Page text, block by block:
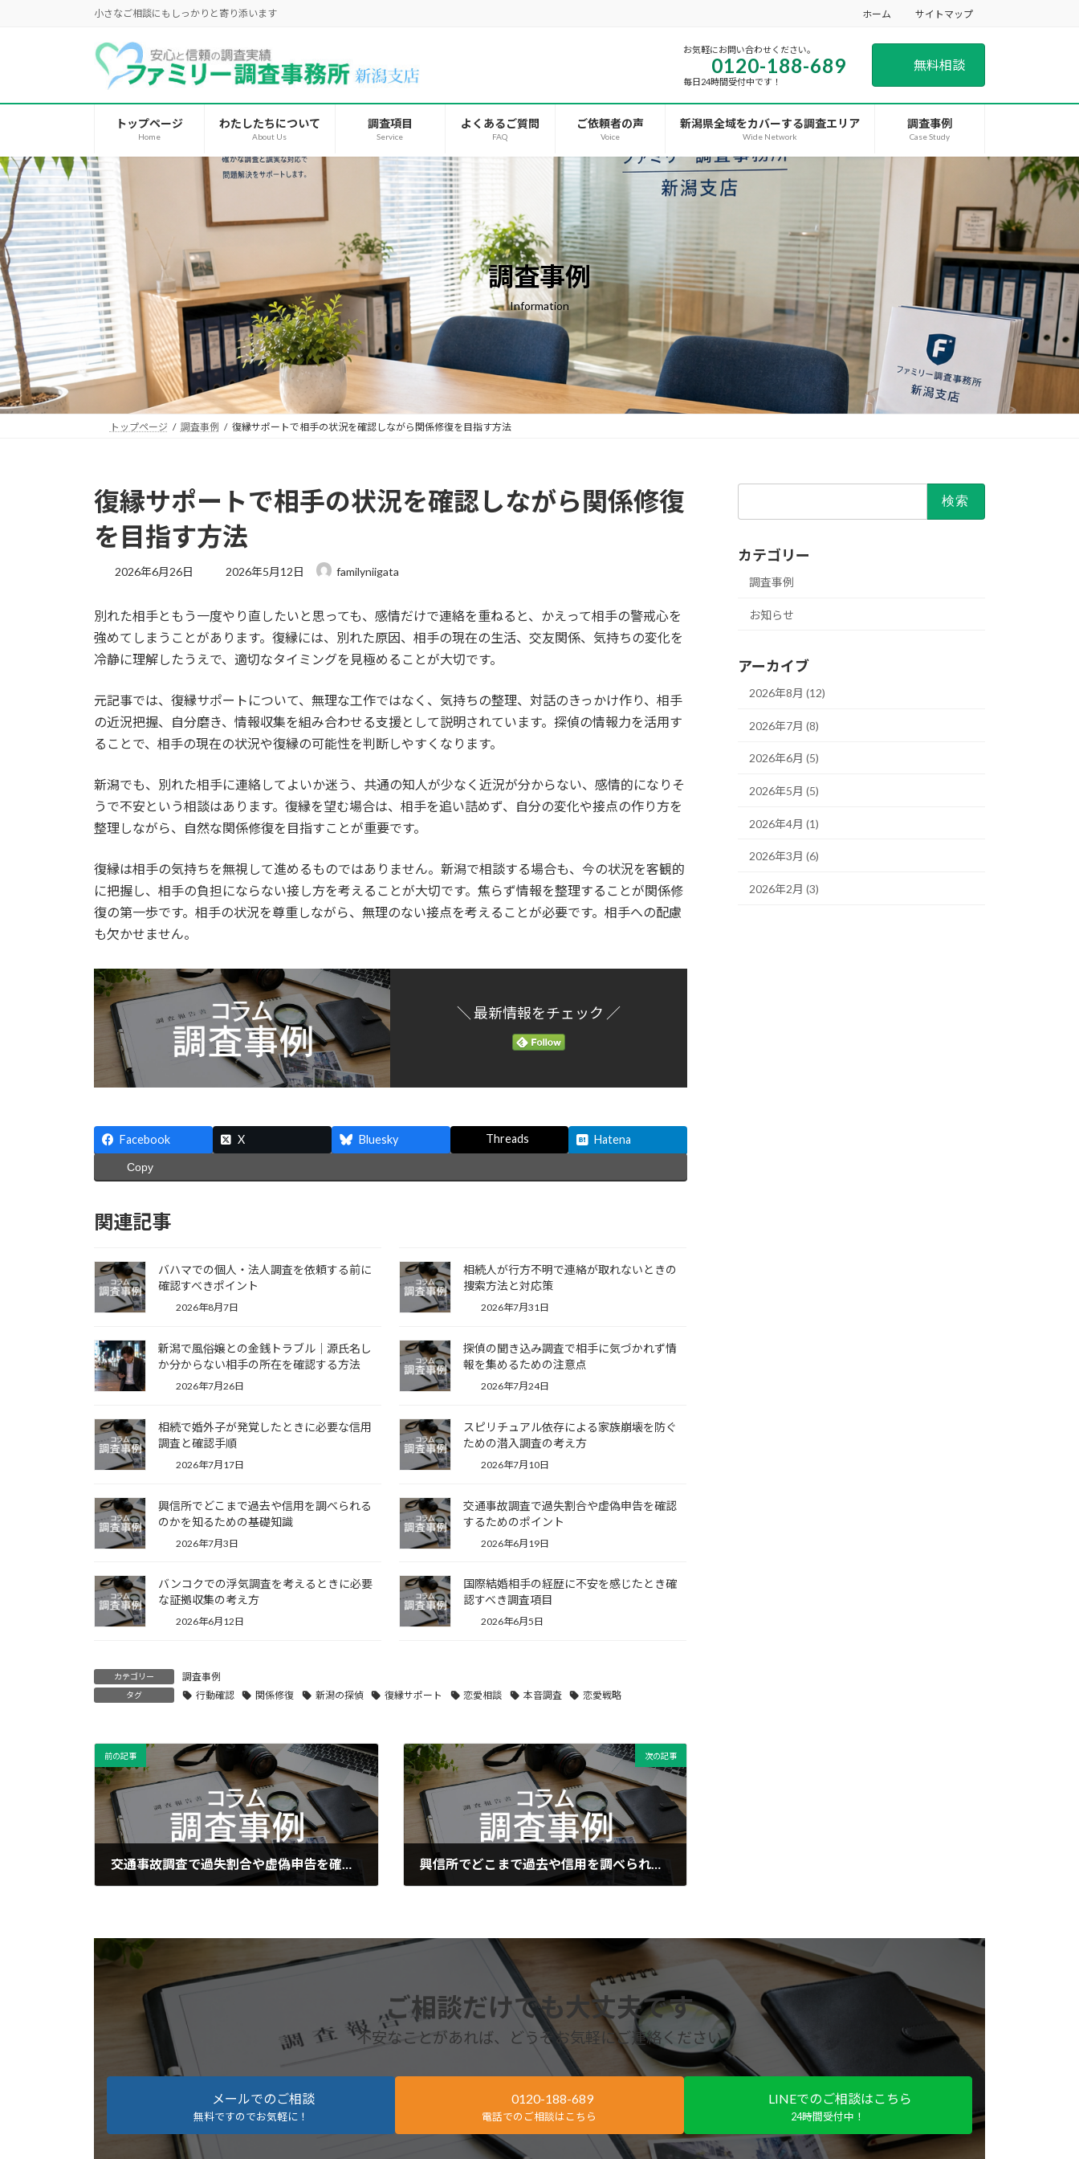
へ
ッ
プ
ョ
移
動
小さなご相談にもしっかりと寄り添います ホーム サイトマップ
お気軽にお問い合わせください。
0120-188-689
毎日24時間受付中です！
無料相談
トップページ
Home
わたしたちについて
About Us
調査項目
Service
よくあるご質問
FAQ
ご依頼者の声
Voice
新潟県全域をカバーする調査エリア
Wide Network
調査事例
Case Study
調査事例
Information
トップページ 調査事例 復縁サポートで相手の状況を確認しながら関係修復を目指す方法
復縁サポートで相手の状況を確認しながら関係修復
を目指す方法
2026年6月26日
最
新
日
:
2026年5月12日 familyniigata
別れた相手ともう一度やり直したいと思っても、感情だけで連絡を重ねると、かえって相手の警戒心を
強めてしまうことがあります。復縁には、別れた原因、相手の現在の生活、交友関係、気持ちの変化を
冷静に理解したうえで、適切なタイミングを見極めることが大切です。
元記事では、復縁サポートについて、無理な工作ではなく、気持ちの整理、対話のきっかけ作り、相手
の近況把握、自分磨き、情報収集を組み合わせる支援として説明されています。探偵の情報力を活用す
ることで、相手の現在の状況や復縁の可能性を判断しやすくなります。
新潟でも、別れた相手に連絡してよいか迷う、共通の知人が少なく近況が分からない、感情的になりそ
うで不安という相談はあります。復縁を望む場合は、相手を追い詰めず、自分の変化や接点の作り方を
整理しながら、自然な関係修復を目指すことが重要です。
復縁は相手の気持ちを無視して進めるものではありません。新潟で相談する場合も、今の状況を客観的
に把握し、相手の負担にならない接し方を考えることが大切です。焦らず情報を整理することが関係修
復の第一歩です。相手の状況を尊重しながら、無理のない接点を考えることが必要です。相手への配慮
も欠かせません。
＼ 最新情報をチェック ／
Facebook X Bluesky Threads Hatena
Copy
関連記事
バハマでの個人・法人調査を依頼する前に
確認すべきポイント
2026年8月7日
相続人が行方不明で連絡が取れないときの
捜索方法と対応策
2026年7月31日
新潟で風俗嬢との金銭トラブル｜源氏名し
か分からない相手の所在を確認する方法
2026年7月26日
探偵の聞き込み調査で相手に気づかれず情
報を集めるための注意点
2026年7月24日
相続で婚外子が発覚したときに必要な信用
調査と確認手順
2026年7月17日
スピリチュアル依存による家族崩壊を防ぐ
ための潜入調査の考え方
2026年7月10日
興信所でどこまで過去や信用を調べられる
のかを知るための基礎知識
2026年7月3日
交通事故調査で過失割合や虚偽申告を確認
するためのポイント
2026年6月19日
バンコクでの浮気調査を考えるときに必要
な証拠収集の考え方
2026年6月12日
国際結婚相手の経歴に不安を感じたとき確
認すべき調査項目
2026年6月5日
カテゴリー 調査事例
タグ 行動確認 関係修復 新潟の探偵 復縁サポート 恋愛相談 本音調査 恋愛戦略
前の記事
交通事故調査で過失割合や虚偽申告を確認するためのポイント
次の記事
興信所でどこまで過去や信用を調べられるのかを知るための基礎知識
カテゴリー
調査事例
お知らせ
アーカイブ
2026年8月 (12)
2026年7月 (8)
2026年6月 (5)
2026年5月 (5)
2026年4月 (1)
2026年3月 (6)
2026年2月 (3)
ご相談だけでも大丈夫です
不安なことがあれば、どうぞお気軽にご連絡ください
メールでのご相談
無料ですのでお気軽に！
0120-188-689
電話でのご相談はこちら
LINEでのご相談はこちら
24時間受付中！